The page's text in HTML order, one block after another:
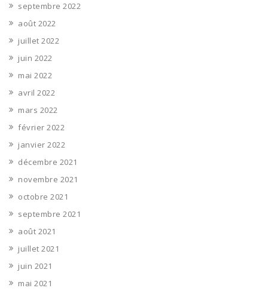
septembre 2022
août 2022
juillet 2022
juin 2022
mai 2022
avril 2022
mars 2022
février 2022
janvier 2022
décembre 2021
novembre 2021
octobre 2021
septembre 2021
août 2021
juillet 2021
juin 2021
mai 2021